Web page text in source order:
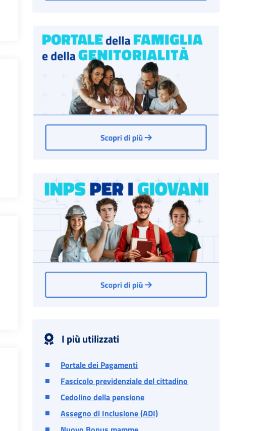
I più utilizzati
Portale dei Pagamenti
Fascicolo previdenziale del cittadino
Cedolino della pensione
Assegno di Inclusione (ADI)